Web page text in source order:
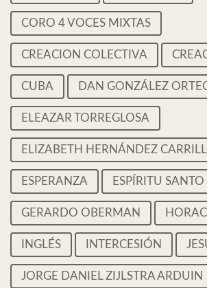
CORO 4 VOCES MIXTAS
CREACION COLECTIVA
CUBA DAN GONZÁLEZ
ELEAZAR TORREGLOSA
ELIZABETH HERNÁNDEZ
ESPERANZA ESPÍRITU SANTO
GERARDO OBERMAN
INGLÉS INTERCESIÓN
JORGE DANIEL ZIJLSTRA ARDUIN